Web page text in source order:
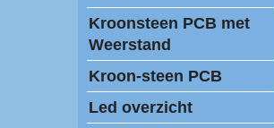
Kroonsteen PCB met
Weerstand
Kroon-steen PCB
Led overzicht